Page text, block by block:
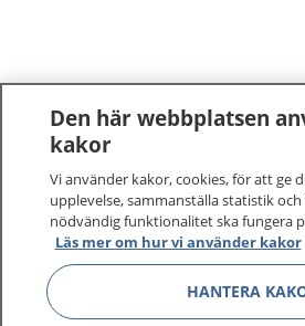
Den här webbplatsen
kakor
Vi använder kakor, cookies, för att ge
upplevelse, sammanställa statistik
nödvändig funktionalitet ska fungera
Läs mer om hur vi använder kakor
HANTERA